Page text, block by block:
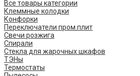
Все товары категории
Клеммные колодки
Конфорки
Переключатели пром.плит
Свечи розжига
Спирали
Стекла для жарочных шкафов
ТЭНы
Термостаты